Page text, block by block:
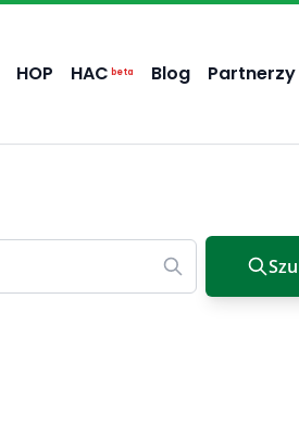
HOP HAC beta Blog Partnerzy